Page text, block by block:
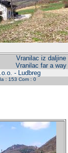
Vranilac iz daljine
Vranilac far a way
- Ludbreg
: 153 Com : 0